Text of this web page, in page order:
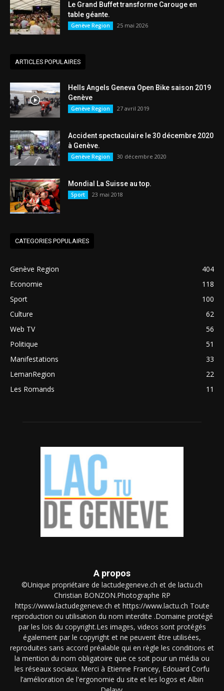
Le Grand Buffet transforme Carouge en
table géante.
Genève Region 25 mai 2026
ARTICLES POPULAIRES
Hells Angels Geneva Open Bike saison 2019
Genève
Genève Region 27 avril 2019
Accident spectaculaire le 30 décembre 2020
à Genève.
Genève Region 30 décembre 2020
Mondial La Suisse au top.
Sport 23 mai 2018
CATEGORIES POPULAIRES
Genève Region
404
Economie
118
Sport
100
Culture
62
Web TV
56
Politique
51
Manifestations
33
LemanRegion
22
Les Romands
11
A propos
©Unique propriétaire de lactudegeneve.ch et de lactu.ch
Christian BONZON.Photographe RP
https://www.lactudegeneve.ch et https://www.lactu.ch Toute
reproduction ou utilisation du nom interdite .Domaine protégé
par les lois du copyright.Les images, videos sont protégés
également par le copyright et ne peuvent être utilisées,
reproduites sans accord préalable qui en règle les conditions et
la mention du nom obligatoire que ce soit pour un média ou
les réseaux sociaux. Merci à Etienne Francey, Edouard Corfu
l’amélioration de l'ergonomie du site et les logos et Albin